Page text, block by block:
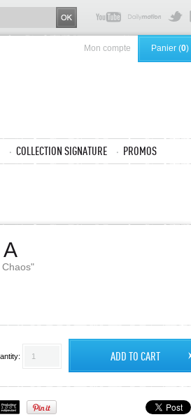
Mon compte Panier (0)
COLLECTION SIGNATURE PROMOS
Chaos"